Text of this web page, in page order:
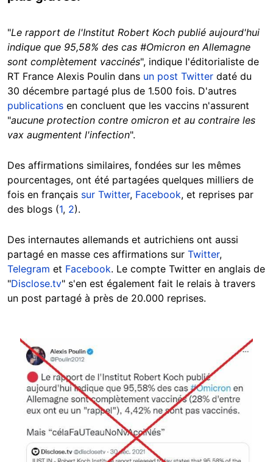
"Le rapport de l'Institut Robert Koch publié aujourd'hui
indique que 95,58% des cas #Omicron en Allemagne
sont complètement vaccinés", indique l'éditorialiste de
RT France Alexis Poulin dans un post Twitter daté du
30 décembre partagé plus de 1.500 fois. D'autres
publications en concluent que les vaccins n'assurent
"aucune protection contre omicron et au contraire les
vax augmentent l'infection".
Des affirmations similaires, fondées sur les mêmes
pourcentages, ont été partagées quelques milliers de
fois en français sur Twitter, Facebook, et reprises par
des blogs (1, 2).
Des internautes allemands et autrichiens ont aussi
partagé en masse ces affirmations sur Twitter,
Telegram et Facebook. Le compte Twitter en anglais de
"Disclose.tv" s'en est également fait le relais à travers
un post partagé à près de 20.000 reprises.
Image